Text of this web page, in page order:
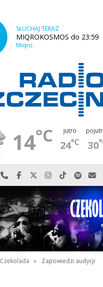
SŁUCHAJ TERAZ
MIQROKOSMOS do 23:59
Miqro
14°C jutro
24°C 30
Najlepiej po prostu do nas
Odwiedź nas na
Odwiedź nas na X
Odwiedź nas
Odwiedź
Czekolada » Zapowiedzi audycji